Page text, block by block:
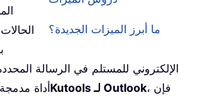
ما أبرز الميزات الجديدة؟
الإلكتروني للمستلم في الرسالة
أداة
Kutools لـ Outlook، فإن